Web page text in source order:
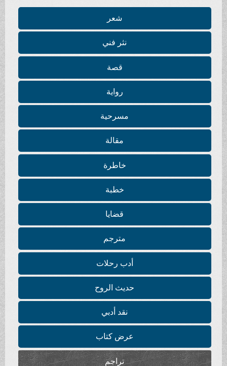
شعر
نثر فني
قصة
رواية
مسرحية
مقالة
خاطرة
خطبة
قضايا
مترجم
أدب رحلات
حديث الروح
نقد أدبي
عرض كتاب
تراجم